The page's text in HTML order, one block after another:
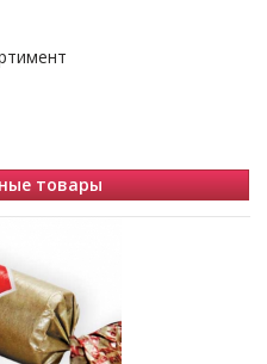
товары